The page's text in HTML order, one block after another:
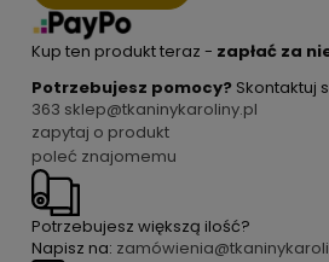
Kup ten produkt teraz - zapłać za
Potrzebujesz pomocy? Skontaktuj
363 sklep@tkaninykaroliny.pl
zapytaj o produkt
poleć znajomemu
Potrzebujesz większą ilość?
Napisz na: